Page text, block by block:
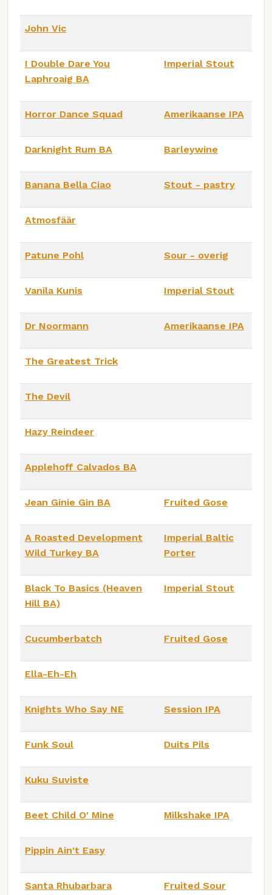
John Vic
I Double Dare You
Laphroaig BA
Imperial Stout
Horror Dance Squad Amerikaanse IPA
Darknight Rum BA Barleywine
Banana Bella Ciao Stout - pastry
Atmosfäär
Patune Pohl Sour - overig
Vanila Kunis Imperial Stout
Dr Noormann Amerikaanse IPA
The Greatest Trick
The Devil
Hazy Reindeer
Applehoff Calvados BA
Jean Ginie Gin BA Fruited Gose
A Roasted Development
Wild Turkey BA
Imperial Baltic
Porter
Black To Basics (Heaven
Hill BA)
Imperial Stout
Cucumberbatch Fruited Gose
Ella-Eh-Eh
Knights Who Say NE Session IPA
Funk Soul Duits Pils
Kuku Suviste
Beet Child O' Mine Milkshake IPA
Pippin Ain't Easy
Santa Rhubarbara Fruited Sour